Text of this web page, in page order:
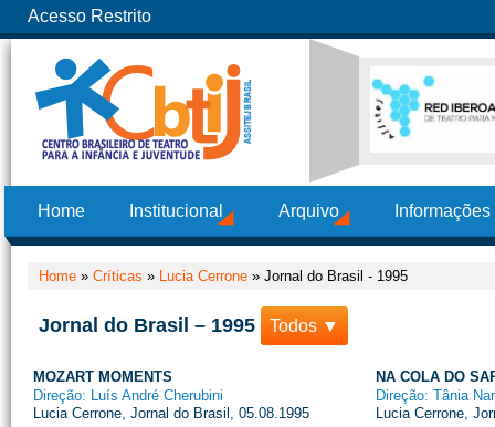
Acesso Restrito
Home Institucional Arquivo
Home » Críticas » Lucia Cerrone » Jornal do Brasil - 1995
Jornal do Brasil – 1995 Todos ▼
MOZART MOMENTS
Direção: Luís André Cherubini
Lucia Cerrone, Jornal do Brasil, 05.08.1995
NA COLA DO
Direção: Tânia
Lucia Cerrone,